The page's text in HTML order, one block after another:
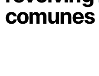
comunes